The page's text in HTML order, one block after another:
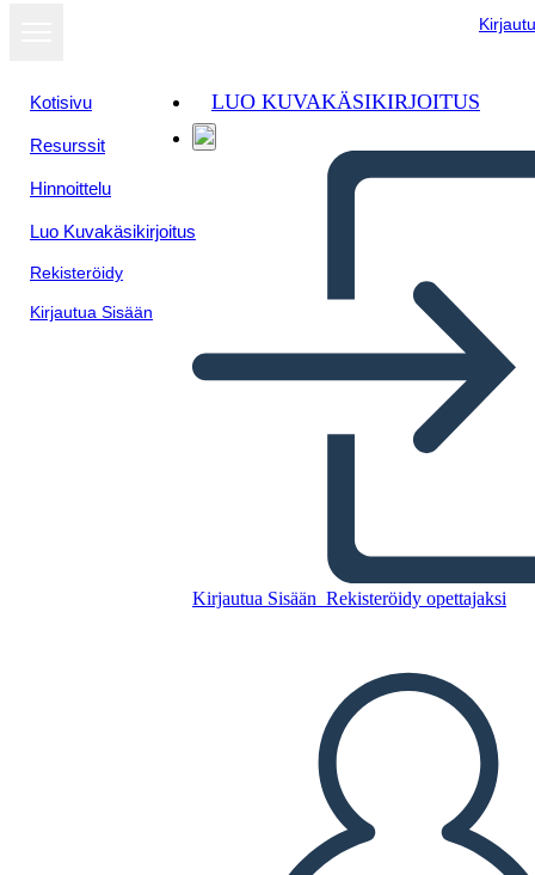
Kotisivu
Resurssit
Hinnoittelu
Luo Kuvakäsikirjoitus
Rekisteröidy
Kirjautua Sisään
LUO KUVAKÄSIKIRJOITUS
Kirjautua Sisään Rekisteröidy opettajaksi
Kopioi tämä kuvakäsikirjoitus
TOISTA DIAESITYS
LUE MINULLE
Näytä
diaesityksenä